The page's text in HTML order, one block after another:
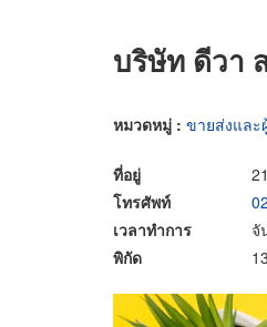
บริษัท ดีวา
หมวดหมู่ : ขายส่งและ
ที่อยู่
โทรศัพท์
เวลาทำการ
จั
พิกัด